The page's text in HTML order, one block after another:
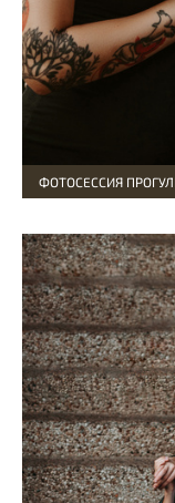
ФОТОСЕССИЯ